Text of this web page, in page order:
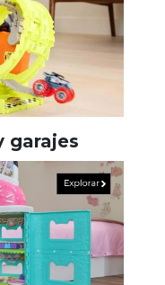
garajes